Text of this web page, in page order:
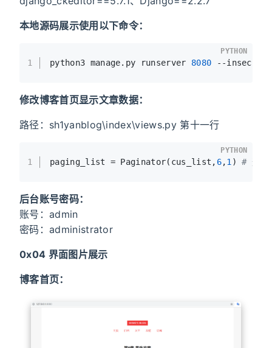
本地源码展示使用以下命令：
1 python3 manage.py runserver 8080 --insecure
PYTHON
修改博客首页显示文章数据：
路径：sh1yanblog\index\views.py 第十一行
1 paging_list = Paginator(cus_list, 6,1 ) # 这里
PYTHON
后台账号密码：
账号：admin
密码：administrator
0x04 界面图片展示
博客首页：